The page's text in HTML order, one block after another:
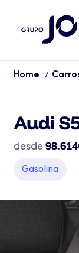
Home /
Audi
desde
Gasolina